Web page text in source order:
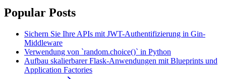
Popular Posts
Sichern Sie Ihre APIs mit JWT-Authentifizierung in Gin-
Middleware
Verwendung von `random.choice()` in Python
Aufbau skalierbarer Flask-Anwendungen mit Blueprints und
Application Factories